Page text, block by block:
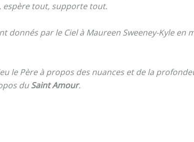
espère tout, supporte tout.
donnés par le Ciel à Maureen Sweeney-Kyle en
le Père à propos des nuances et de la
duSaint Amour.